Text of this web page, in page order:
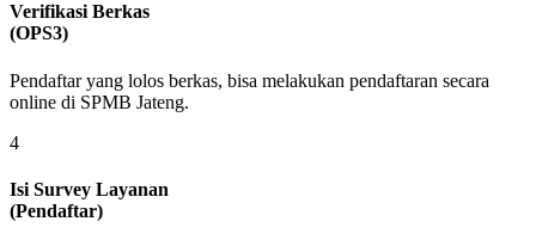
Verifikasi Berkas
(OPS3)
Pendaftar yang lolos berkas, bisa melakukan pendaftaran secara
online di SPMB Jateng.
4
Isi Survey Layanan
(Pendaftar)